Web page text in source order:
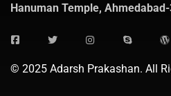
Hanuman Temple,
© 2025 Adarsh Prakashan. All